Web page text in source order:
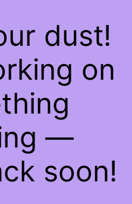
dust!
on
—
soon!